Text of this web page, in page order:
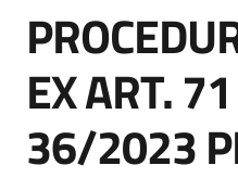
di
acquisto
Supporto
Salta al contenuto
EX ART.
36/2023